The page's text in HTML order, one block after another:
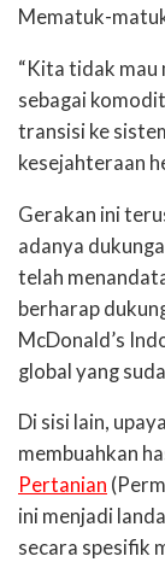
Mematuk-
“Kita tidak mau
sebagai
transisi ke
kesejahteraan
Gerakan ini
adanya
telah
berharap
McDonald’s
global yang
Di sisi lain,
membuahkan
Pertanian
ini menjadi
secara spesifik